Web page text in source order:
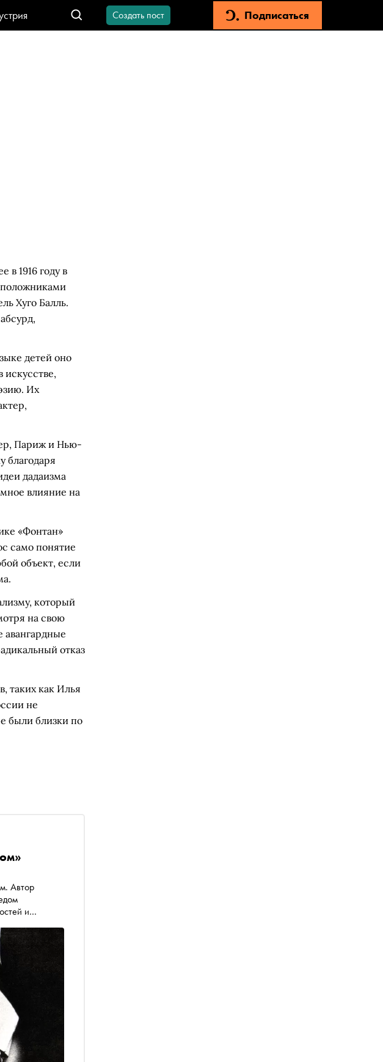
Создать пост Подписаться
в 1916 году в
Хуго Балль.
детей оно
Их
Париж и Нью-
благодаря
дадаизма
влияние на
«Фонтан»
само понятие
объект, если
который
на свою
авангардные
отказ
таких как Илья
не
были близки по
Автор
и
диктатуры ‒